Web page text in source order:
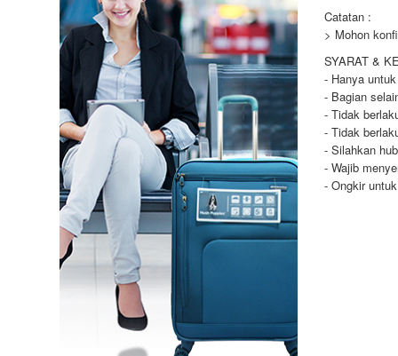
Catatan :
> Mohon
SYARAT &
- Hanya
- Bagian
- Tidak
- Tidak
- Silahkan
- Wajib
- Ongkir